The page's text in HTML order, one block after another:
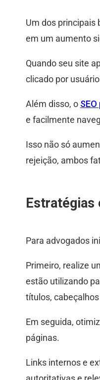
Um dos principais
em um aumento
Quando seu site
clicado por
Além disso, o
e facilmente
Isso não só
rejeição, ambos
Estratégias
Para advogados
Primeiro, realize
estão utilizando
títulos,
Em seguida,
páginas.
Links internos e